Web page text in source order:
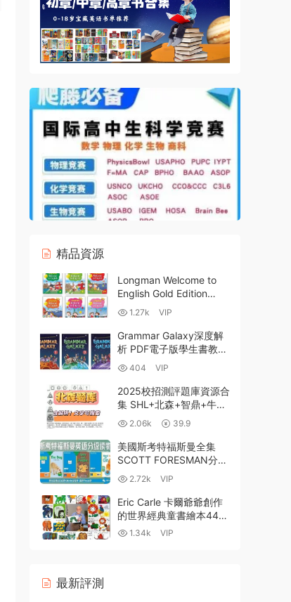
精品資源
Longman Welcome to
English Gold Edition
2025新版朗文LWTE香港
小學英語教材全套PDF資
源+音視頻+白闆
1.27k VIP
Grammar Galaxy深度解
析 PDF電子版學生書教師
書練習冊單元期中期末測
試卷 PPT教學資源 百度
網盤下載
404 VIP
2025校招測評題庫資源合
集 SHL+北森+智鼎+牛客
+賽碼+倍智TAS中英文題
庫+答案解析+可搜題
2.06k 39.9
美國斯考特福斯曼全集
SCOTT FORESMAN分級
閱讀原版教材GK-G6全套
1700本 内嵌音頻可點讀
PDF 百度網盤下
載-5.8GB
2.72k VIP
Eric Carle 卡爾爺爺創作
的世界經典童書繪本44冊
全彩PDF+MP3音頻+點讀
1.34k VIP
最新評測